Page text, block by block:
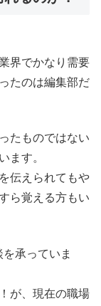
界でかなり需要
たのは編集部だ
たものではない
ます。
伝えられてもや
ら覚える方もい
承っていま
が、現在の職場